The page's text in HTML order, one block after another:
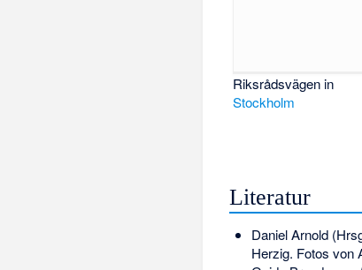
Riksrådsvägen in
Stockholm
Literatur
Daniel Arnold
Herzig. Fotos von